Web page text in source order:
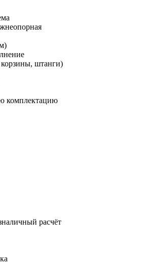
штанги)
комплектацию
расчёт